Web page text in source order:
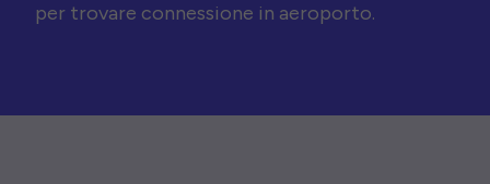
per trovare connessione in aeroporto.